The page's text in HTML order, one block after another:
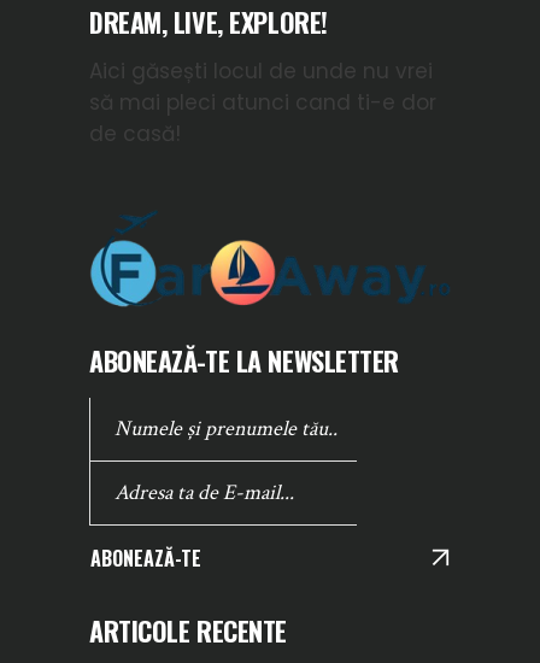
DREAM, LIVE, EXPLORE!
Aici găsești locul de unde nu vrei
să mai pleci atunci cand ti-e dor
de casă!
ABONEAZĂ-TE LA NEWSLETTER
ABONEAZĂ-TE
ARTICOLE RECENTE